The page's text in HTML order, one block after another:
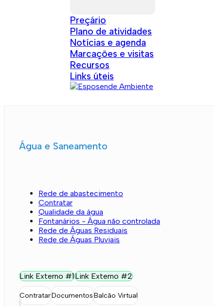
Preçário
Plano de atividades
Notícias e agenda
Marcações e visitas
Recursos
Links úteis
Água e Saneamento
Rede de abastecimento
Contratar
Qualidade da água
Fontanários - Água não controlada
Rede de Águas Residuais
Rede de Águas Pluviais
Link Externo #1Link Externo #2
ContratarDocumentosBalcão Virtual